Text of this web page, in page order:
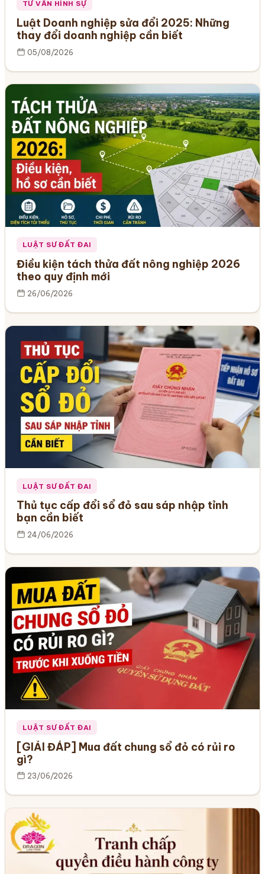
TƯ VẤN HÌNH SỰ
Luật Doanh nghiệp sửa đổi 2025: Những
thay đổi doanh nghiệp cần biết
05/08/2026
LUẬT SƯ ĐẤT ĐAI
Điều kiện tách thửa đất nông nghiệp 2026
theo quy định mới
26/06/2026
LUẬT SƯ ĐẤT ĐAI
Thủ tục cấp đổi sổ đỏ sau sáp nhập tỉnh
bạn cần biết
24/06/2026
LUẬT SƯ ĐẤT ĐAI
[GIẢI ĐÁP] Mua đất chung sổ đỏ có rủi ro
gì?
23/06/2026